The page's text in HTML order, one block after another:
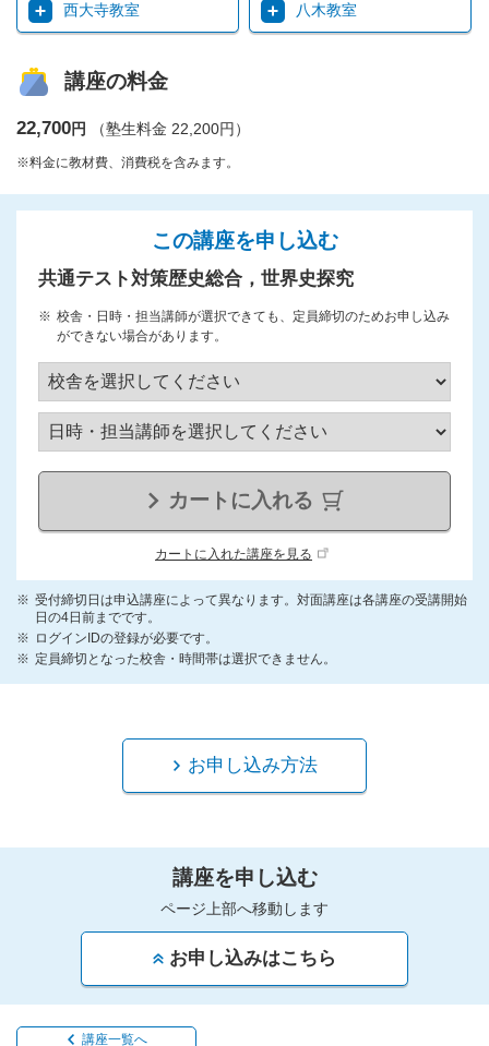
西大寺教室 八木教室
講座の料金
22,700円 （塾生料金 22,200円）
※料金に教材費、消費税を含みます。
この講座を申し込む
共通テスト対策歴史総合，世界史探究
校舎・日時・担当講師が選択できても、定員締切のためお申し込み
ができない場合があります。
カートに入れる
カートに入れた講座を見る
受付締切日は申込講座によって異なります。対面講座は各講座の受講開始
日の4日前までです。
ログインIDの登録が必要です。
定員締切となった校舎・時間帯は選択できません。
お申し込み方法
講座を申し込む
ページ上部へ移動します
お申し込みはこちら
講座一覧へ